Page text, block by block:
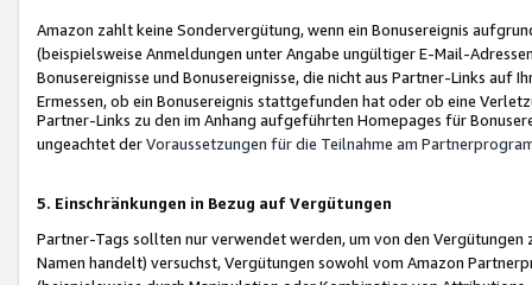
Amazon zahlt keine Sondervergütung, wenn ein Bonusereignis
(beispielsweise Anmeldungen unter Angabe ungültiger E-Mail-
Bonusereignisse und Bonusereignisse, die nicht aus Partner-Links auf
Ermessen, ob ein Bonusereignis stattgefunden hat oder ob eine
Partner-Links zu den im Anhang aufgeführten Homepages für
ungeachtet derVoraussetzungen für die Teilnahme am
5. Einschränkungen in Bezug auf Vergütungen
Partner-Tags sollten nur verwendet werden, um von den
Namen handelt) versuchst, Vergütungen sowohl vom Amazon